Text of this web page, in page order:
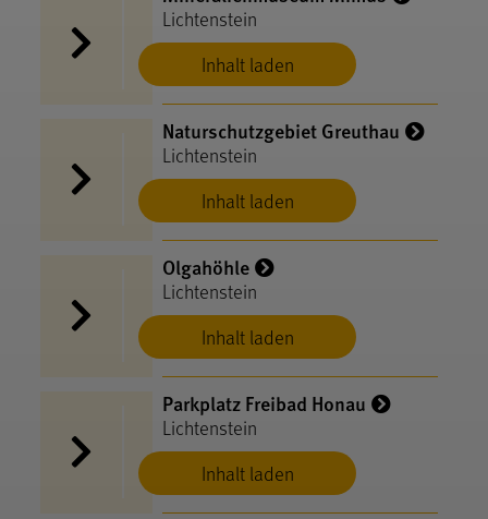
Inhalt laden
Lichtenstein
Inhalt laden
Naturschutzgebiet Greuthau
Lichtenstein
Inhalt laden
Olgahöhle
Lichtenstein
Inhalt laden
Parkplatz Freibad Honau
Lichtenstein